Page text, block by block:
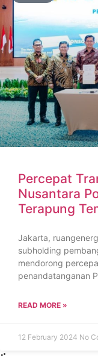
Percepat
Nusantara
Terapung
Jakarta,
subholding
mendorong
penandatanganan
READ MORE »
12 February 2024 No